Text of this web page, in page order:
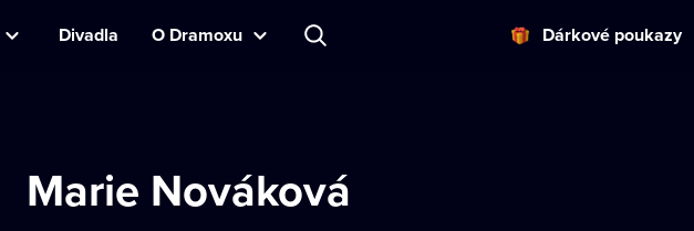
Divadla O Dramoxu Dárkové poukazy
Marie Nováková